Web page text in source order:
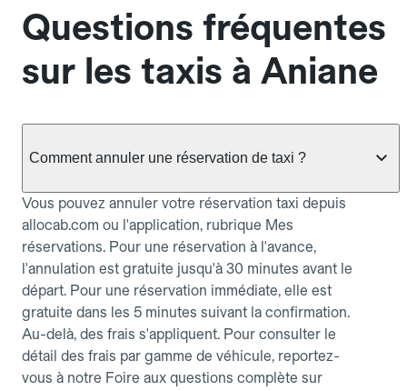
Questions fréquentes
sur les taxis à Aniane
Comment annuler une réservation de taxi ?
Vous pouvez annuler votre réservation taxi depuis
allocab.com ou l'application, rubrique Mes
réservations. Pour une réservation à l'avance,
l'annulation est gratuite jusqu'à 30 minutes avant le
départ. Pour une réservation immédiate, elle est
gratuite dans les 5 minutes suivant la confirmation.
Au-delà, des frais s'appliquent. Pour consulter le
détail des frais par gamme de véhicule, reportez-
vous à notre Foire aux questions complète sur